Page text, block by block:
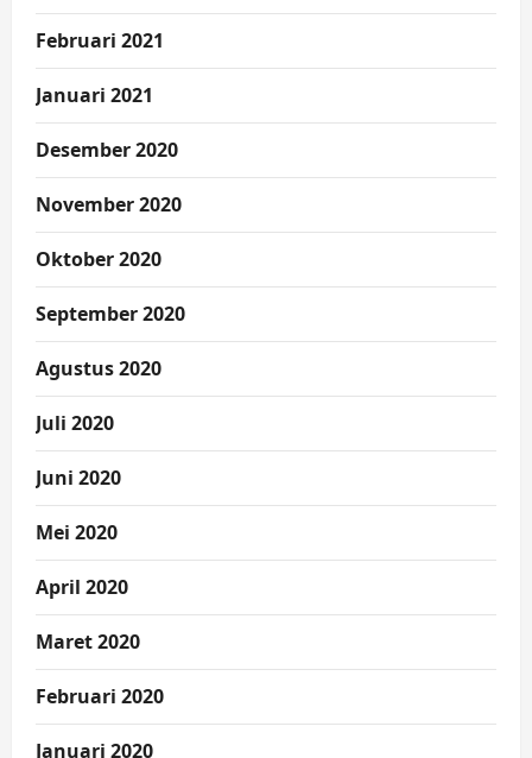
Februari 2021
Januari 2021
Desember 2020
November 2020
Oktober 2020
September 2020
Agustus 2020
Juli 2020
Juni 2020
Mei 2020
April 2020
Maret 2020
Februari 2020
Januari 2020